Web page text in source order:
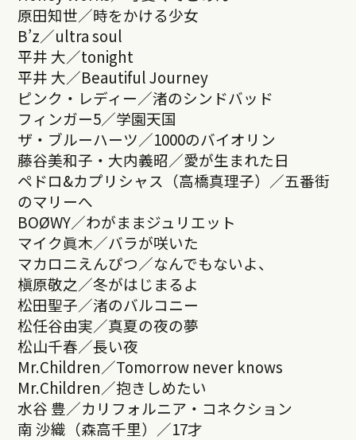
原田知世／時をかける少女
B’z／ultra soul
平井 大／tonight
平井 大／Beautiful Journey
ピンク・レディー／渚のシンドバッド
フィンガー5／学園天国
ザ・ブルーハーツ／1000のバイオリン
藤谷美和子・大内義昭／愛が生まれた日
ペドロ&カプリシャス（高橋真理子）／五番街
のマリーへ
BOØWY／わがままジュリエット
マイク眞木／バラが咲いた
マカロニえんぴつ／なんでもないよ、
槇原敬之／冬がはじまるよ
松田聖子／渚のバルコニー
松任谷由実／真夏の夜の夢
松山千春／長い夜
Mr.Children／Tomorrow never knows
Mr.Children／抱きしめたい
水谷 豊／カリフォルニア・コネクション
南 沙織（森高千里）／17才